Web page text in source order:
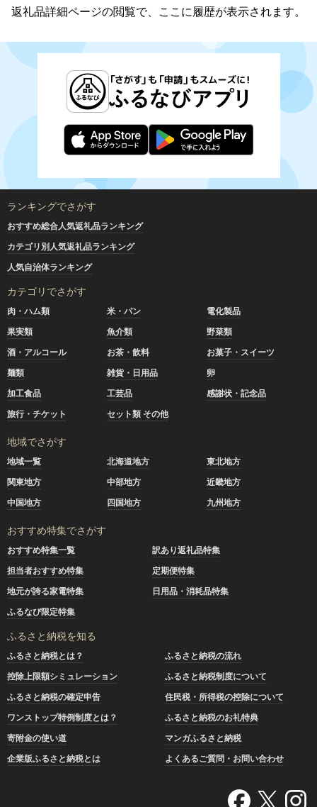
返礼品詳細ページの閲覧で、ここに履歴が表示されます。
ランキングでさがす
おすすめ総合人気返礼品ランキング
カテゴリ別人気返礼品ランキング
人気自治体ランキング
カテゴリでさがす
肉・ハム類 米・パン
電化製品
果実類
魚介類
野菜類
酒・アルコール
お茶・飲料
お菓子・スイーツ
麺類
雑貨・日用品
卵
加工食品
工芸品
感謝状・記念品
旅行・チケット
セット類 その他
地域でさがす
地域一覧 北海道地方
東北地方
関東地方
中部地方
近畿地方
中国地方
四国地方 九州地方
おすすめ特集でさがす
おすすめ特集一覧
訳あり返礼品特集
担当者おすすめ特集
定期便特集
地元が誇る家電特集
日用品・消耗品特集
ふるなび限定特集
ふるさと納税を知る
ふるさと納税とは？
ふるさと納税の流れ
控除上限額シミュレーション
ふるさと納税制度について
ふるさと納税の確定申告
住民税・所得税の控除について
ワンストップ特例制度とは？
ふるさと納税のお礼特典
寄附金の使い道
マンガふるさと納税
企業版ふるさと納税とは
よくあるご質問・お問い合わせ